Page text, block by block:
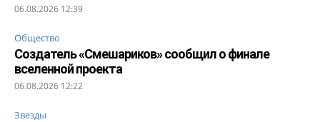
06.08.2026 12:39
Общество
Создатель «Смешариков» сообщил о финале
вселенной проекта
06.08.2026 12:22
Звезды